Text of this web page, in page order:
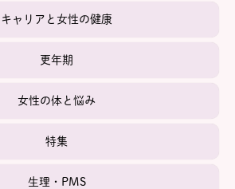
キャリアと女性の健康
更年期
女性の体と悩み
特集
生理・PMS